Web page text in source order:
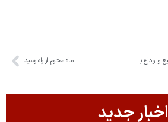
تمهیدات لازم برای مراسم تشییع و وداع با رهبر شهید انقلاب اسلامی ماه محرم از راه رسید
اخبار جدید